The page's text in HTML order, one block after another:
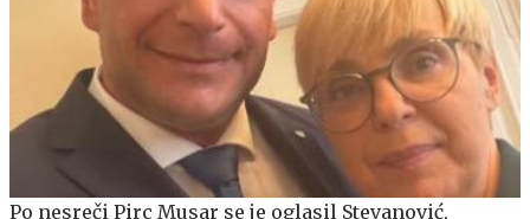
Po nesreči Pirc Musar se je oglasil Stevanović,